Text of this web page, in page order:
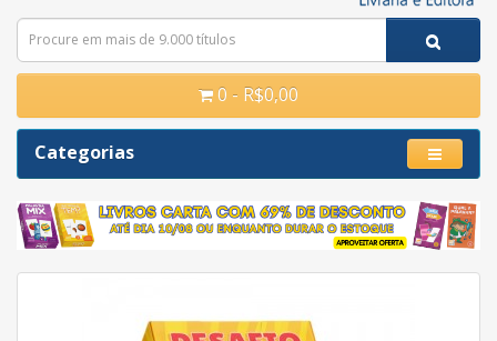
0 - R$0,00
Categorias